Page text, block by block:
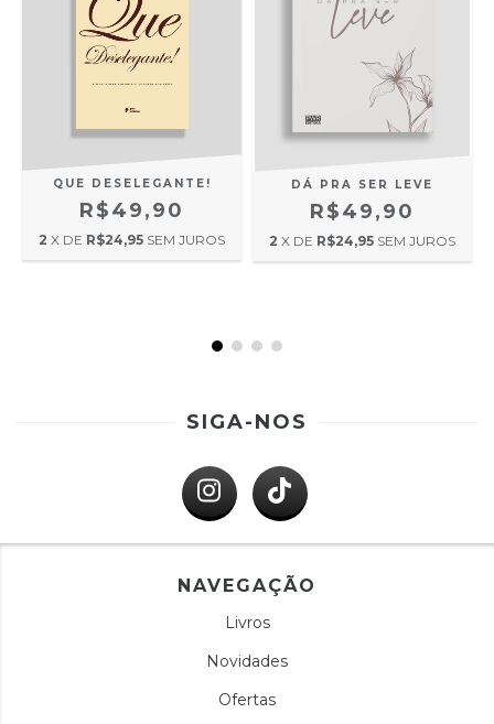
QUE DESELEGANTE!
R$49,90
2 X DE R$24,95 SEM JUROS
DÁ PRA SER LEVE
R$49,90
2 X DE R$24,95 SEM JUROS
SIGA-NOS
NAVEGAÇÃO
Livros
Novidades
Ofertas